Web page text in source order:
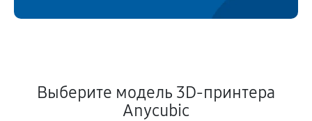
Выберите модель 3D-принтера
Anycubic